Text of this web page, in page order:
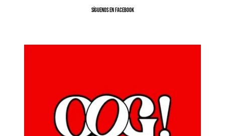
SíGUENOS EN FACEBOOK